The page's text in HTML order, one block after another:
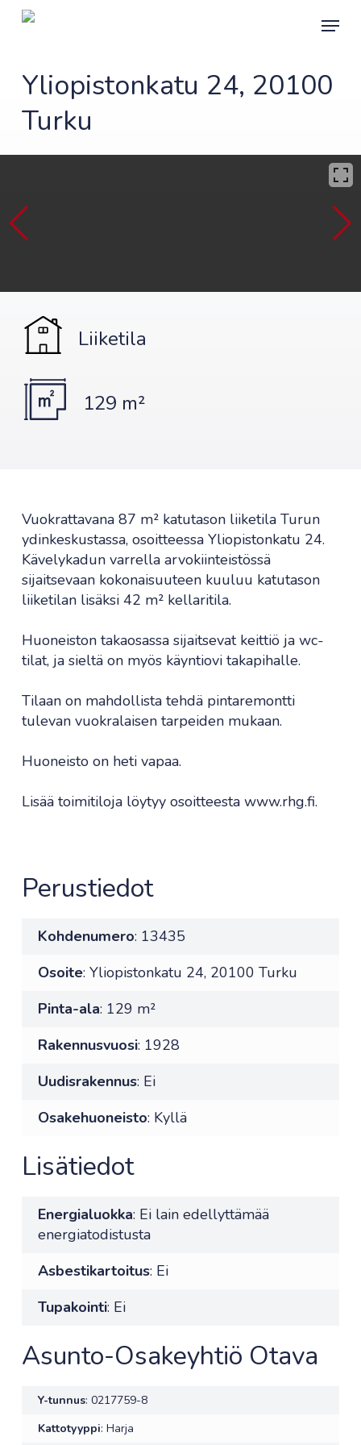
Skip
Menu
Yliopistonkatu 24, 20100
Turku
Liiketila
129 m²
Vuokrattavana 87 m² katutason liiketila Turun
ydinkeskustassa, osoitteessa Yliopistonkatu 24.
Kävelykadun varrella arvokiinteistössä
sijaitsevaan kokonaisuuteen kuuluu katutason
liiketilan lisäksi 42 m² kellaritila.
Huoneiston takaosassa sijaitsevat keittiö ja wc-
tilat, ja sieltä on myös käyntiovi takapihalle.
Tilaan on mahdollista tehdä pintaremontti
tulevan vuokralaisen tarpeiden mukaan.
Huoneisto on heti vapaa.
Lisää toimitiloja löytyy osoitteesta www.rhg.fi.
Perustiedot
Kohdenumero: 13435
Osoite: Yliopistonkatu 24, 20100 Turku
Pinta-ala: 129 m²
Rakennusvuosi: 1928
Uudisrakennus: Ei
Osakehuoneisto: Kyllä
Lisätiedot
Energialuokka: Ei lain edellyttämää
energiatodistusta
Asbestikartoitus: Ei
Tupakointi: Ei
Asunto-Osakeyhtiö Otava
Y-tunnus: 0217759-8
Kattotyyppi: Harja